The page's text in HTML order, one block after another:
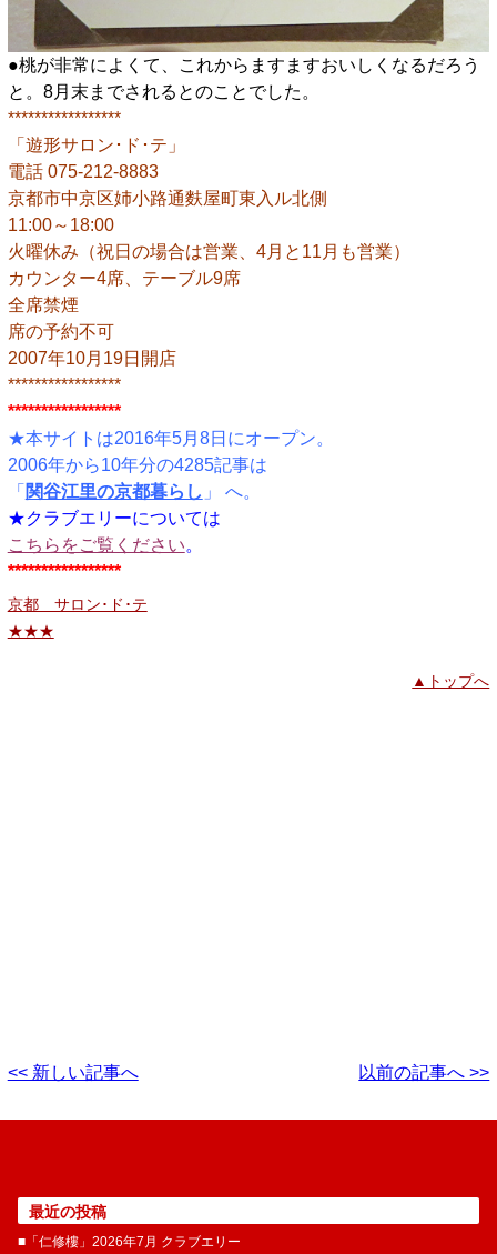
●桃が非常によくて、これからますますおいしくなるだろう
と。8月末までされるとのことでした。
*****************
「遊形サロン･ド･テ」
電話 075-212-8883
京都市中京区姉小路通麩屋町東入ル北側
11:00～18:00
火曜休み（祝日の場合は営業、4月と11月も営業）
カウンター4席、テーブル9席
全席禁煙
席の予約不可
2007年10月19日開店
*****************
*****************
★本サイトは2016年5月8日にオープン。
2006年から10年分の4285記事は
「 関谷江里の京都暮らし 」 へ。
★クラブエリーについては
こちらをご覧ください。
*****************
京都 サロン･ド･テ
★★★
▲トップへ
<< 新しい記事へ 以前の記事へ >>
最近の投稿
■「仁修樓」2026年7月 クラブエリー